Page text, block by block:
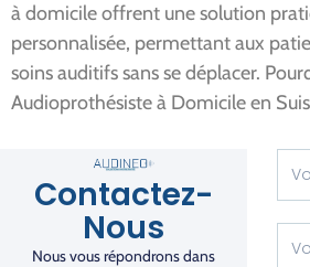
à domicile offrent une solution
personnalisée, permettant aux
soins auditifs sans se déplacer.
Audioprothésiste à Domicile en
Contactez-
Nous
Nous vous répondrons dans